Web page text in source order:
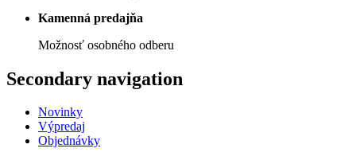
Kamenná predajňa
Možnosť osobného odberu
Secondary navigation
Novinky
Výpredaj
Objednávky